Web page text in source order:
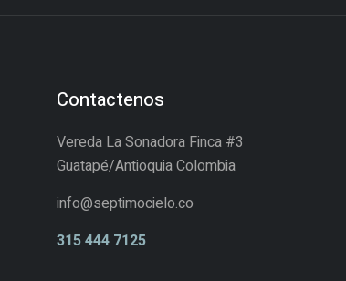
Contactenos
Vereda La Sonadora Finca #3
Guatapé/Antioquia Colombia
info@septimocielo.co
315 444 7125